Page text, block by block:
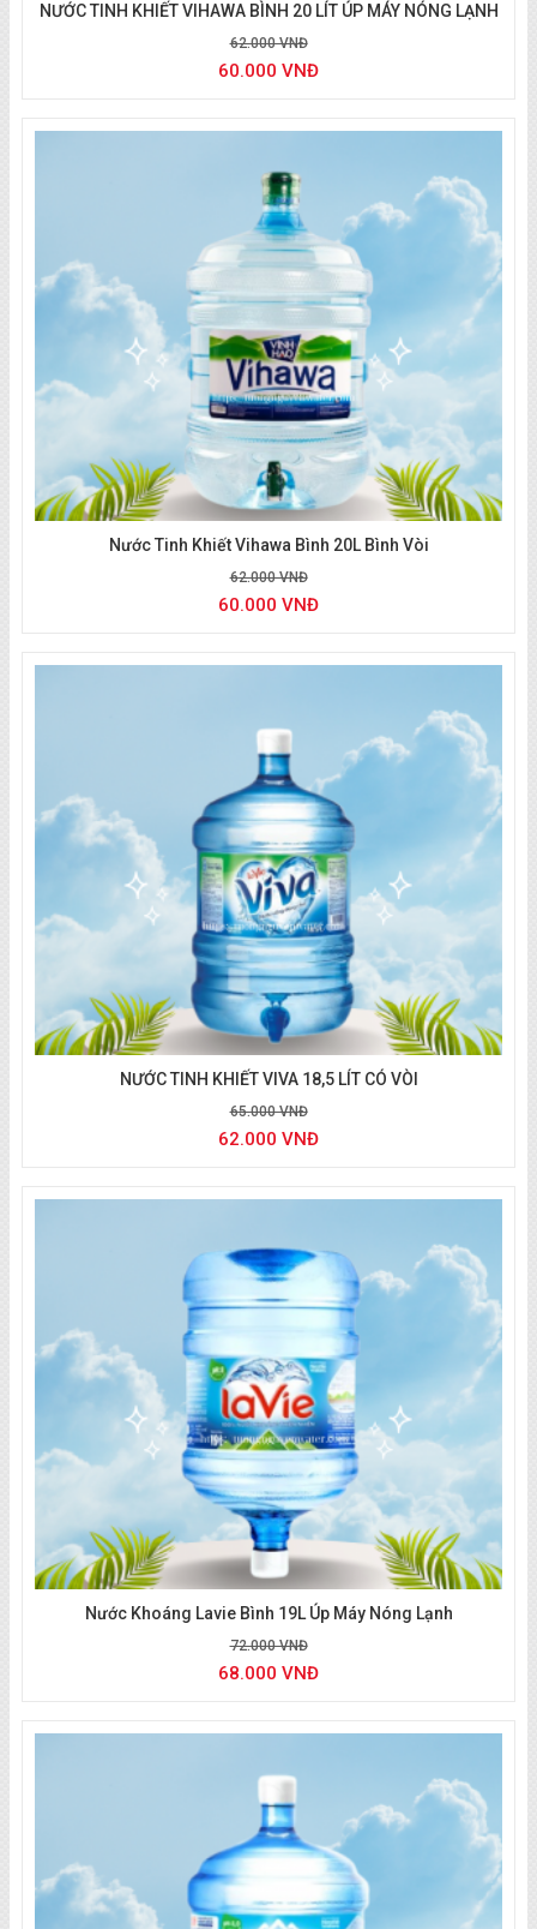
Giao nước Vihawa
NƯỚC TINH KHIẾT VIHAWA BÌNH 20 LÍT ÚP MÁY NÓNG LẠNH
62.000 VNĐ
60.000 VNĐ
Đặt Nước Vihawa
Nước Tinh Khiết Vihawa Bình 20L Bình Vòi
62.000 VNĐ
60.000 VNĐ
Giao Nước nhanh
NƯỚC TINH KHIẾT VIVA 18,5 LÍT CÓ VÒI
65.000 VNĐ
62.000 VNĐ
Nước Khoáng Lavie Bình 19L Úp Máy Nóng Lạnh
72.000 VNĐ
68.000 VNĐ